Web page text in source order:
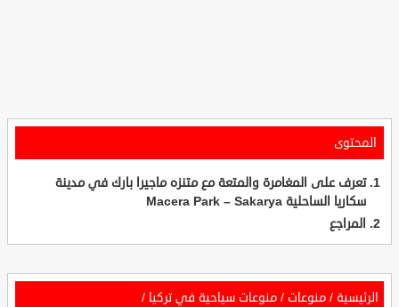
المحتوى
تعرف على المغامرة والمتعة مع متنزه ماجيرا بارك في مدينة
سكاريا الساحلية Macera Park – Sakarya
المراجع
الرئيسية / منوعات / منوعات سياحية في تركيا /